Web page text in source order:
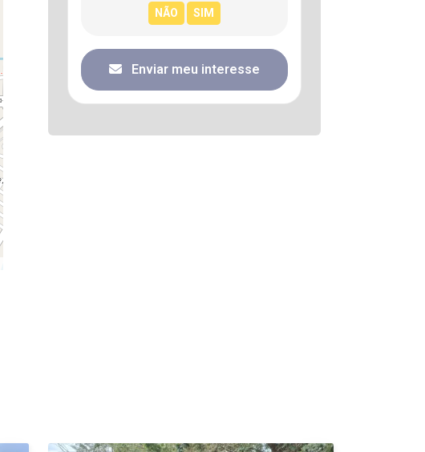
Enviar meu interesse